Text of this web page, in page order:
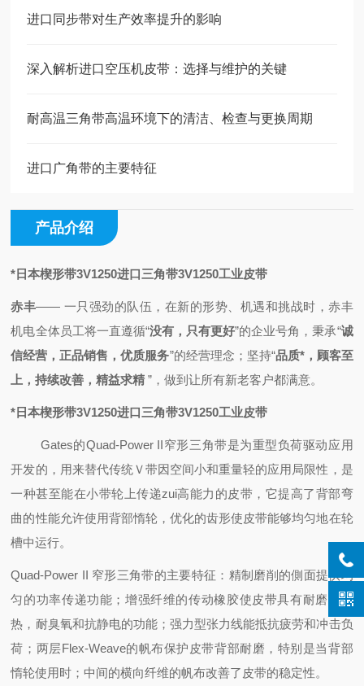
进口同步带对生产效率提升的影响
深入解析进口空压机皮带：选择与维护的关键
耐高温三角带高温环境下的清洁、检查与更换周期
进口广角带的主要特征
产品介绍
*日本楔形带3V1250进口三角带3V1250工业皮带
赤丰—— 一只强劲的队伍， 在新的形势、机遇和挑战时，赤丰
机电全体员工将一直遵循“没有，只有更好”的企业号角，秉承“诚
信经营，正品销售，优质服务”的经营理念；坚持“品质*，顾客至
上，持续改善，精益求精 ”，做到让所有新老客户都满意。
*日本楔形带3V1250进口三角带3V1250工业皮带
Gates的Quad-Power II窄形三角带是为重型负荷驱动应用
开发的，用来替代传统Ｖ带因空间小和重量轻的应用局限性，是
一种甚至能在小带轮上传递zui高能力的皮带，它提高了背部弯
曲的性能允许使用背部惰轮，优化的齿形使皮带能够均匀地在轮
槽中运行。
Quad-Power II 窄形三角带的主要特征：精制磨削的側面提供均
匀的功率传递功能；增强纤维的传动橡胶使皮带具有耐磨，耐
热，耐臭氧和抗静电的功能；强力型张力线能抵抗疲劳和冲击负
荷；两层Flex-Weave的帆布保护皮带背部耐磨，特别是当背部
惰轮使用时；中间的横向纤维的帆布改善了皮带的稳定性。